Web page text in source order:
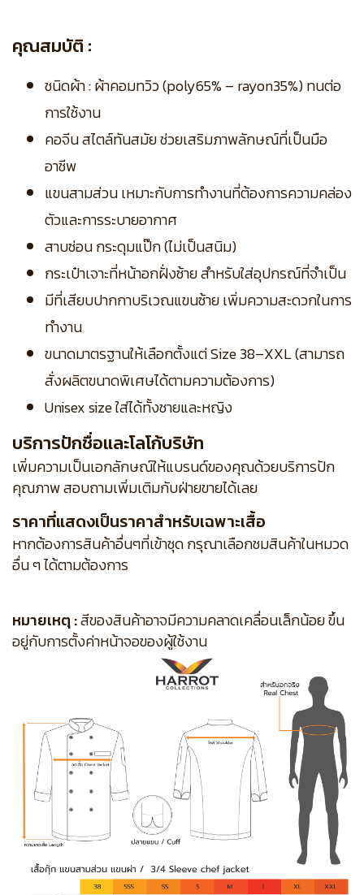
คุณสมบัติ :
ชนิดผ้า : ผ้าคอมทวิว (poly65% – rayon35%) ทนต่อ
การใช้งาน
คอจีน สไตล์ทันสมัย ช่วยเสริมภาพลักษณ์ที่เป็นมือ
อาชีพ
แขนสามส่วน เหมาะกับการทำงานที่ต้องการความคล่อง
ตัวและการระบายอากาศ
สาบซ่อน กระดุมแป๊ก (ไม่เป็นสนิม)
กระเป๋าเจาะที่หน้าอกฝั่งซ้าย สำหรับใส่อุปกรณ์ที่จำเป็น
มีที่เสียบปากกาบริเวณแขนซ้าย เพิ่มความสะดวกในการ
ทำงาน
ขนาดมาตรฐานให้เลือกตั้งแต่ Size 38–XXL (สามารถ
สั่งผลิตขนาดพิเศษได้ตามความต้องการ)
Unisex size ใส่ได้ทั้งชายและหญิง
บริการปักชื่อและโลโก้บริษัท
เพิ่มความเป็นเอกลักษณ์ให้แบรนด์ของคุณด้วยบริการปัก
คุณภาพ สอบถามเพิ่มเติมกับฝ่ายขายได้เลย
ราคาที่แสดงเป็นราคาสำหรับเฉพาะเสื้อ
หากต้องการสินค้าอื่นๆที่เข้าชุด กรุณาเลือกชมสินค้าในหมวด
อื่น ๆ ได้ตามต้องการ
หมายเหตุ :สีของสินค้าอาจมีความคลาดเคลื่อนเล็กน้อย ขึ้น
อยู่กับการตั้งค่าหน้าจอของผู้ใช้งาน